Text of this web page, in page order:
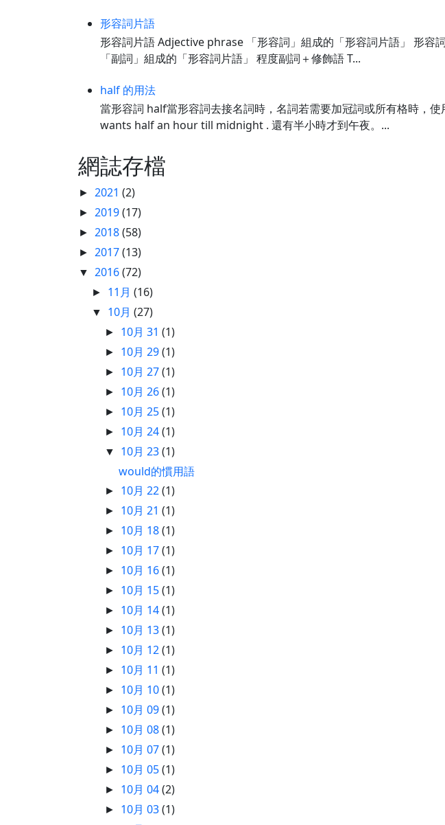
形容詞片語
形容詞片語 Adjective phrase 「形容詞」組成的「形容詞片語」 形容
「副詞」組成的「形容詞片語」 程度副詞＋修飾語 T...
half 的用法
當形容詞 half當形容詞去接名詞時，名詞若需要加冠詞或所有格時，
wants half an hour till midnight . 還有半小時才到午夜。...
網誌存檔
► 2021 (2)
► 2019(17)
► 2018(58)
► 2017(13)
▼ 2016(72)
► 11月(16)
▼ 10月(27)
► 10月 31(1)
► 10月 29(1)
► 10月 27(1)
► 10月 26(1)
► 10月 25(1)
► 10月 24(1)
▼ 10月 23(1)
would的慣用語
► 10月 22(1)
► 10月 21(1)
► 10月 18(1)
► 10月 17(1)
► 10月 16(1)
► 10月 15(1)
► 10月 14(1)
► 10月 13(1)
► 10月 12(1)
► 10月 11(1)
► 10月 10(1)
► 10月 09(1)
► 10月 08(1)
► 10月 07(1)
► 10月 05(1)
► 10月 04(2)
► 10月 03(1)